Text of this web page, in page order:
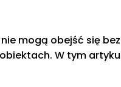
mogą obejść się
W tym